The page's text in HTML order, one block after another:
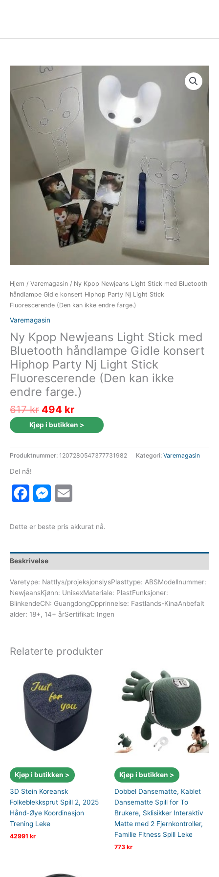
Hjem / Varemagasin / Ny Kpop Newjeans Light Stick med Bluetooth
håndlampe Gidle konsert Hiphop Party Nj Light Stick
Fluorescerende (Den kan ikke endre farge.)
Varemagasin
Ny Kpop Newjeans Light Stick med
Bluetooth håndlampe Gidle konsert
Hiphop Party Nj Light Stick
Fluorescerende (Den kan ikke
endre farge.)
617kr Opprinnelig
pris
var:
494 krNåværende
pris
er:
Kjøp i butikken >
Produktnummer: 1207280547377731982 Kategori: Varemagasin
Del nå!
FacebookMessenger
Dette er beste pris akkurat nå.
Beskrivelse
Varetype: Nattlys/projeksjonslysPlasttype: ABSModellnummer:
NewjeansKjønn: UnisexMateriale: PlastFunksjoner:
BlinkendeCN: GuangdongOpprinnelse: Fastlands-KinaAnbefalt
alder: 18+, 14+ årSertifikat: Ingen
Relaterte produkter
Kjøp i butikken >
3D Stein Koreansk
Folkeblekksprut Spill 2, 2025
Hånd-Øye Koordinasjon
Trening Leke
42991 kr
Kjøp i butikken >
Dobbel Dansematte, Kablet
Dansematte Spill for To
Brukere, Sklisikker Interaktiv
Matte med 2 Fjernkontroller,
Familie Fitness Spill Leke
773 kr